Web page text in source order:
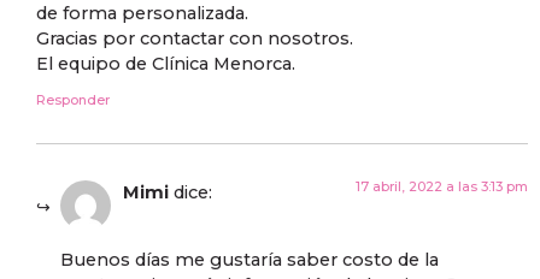
de forma personalizada.
Gracias por contactar con nosotros.
El equipo de Clínica Menorca.
Responder
Mimi dice: 17 abril, 2022 a las 3:13 pm
Buenos días me gustaría saber costo de la